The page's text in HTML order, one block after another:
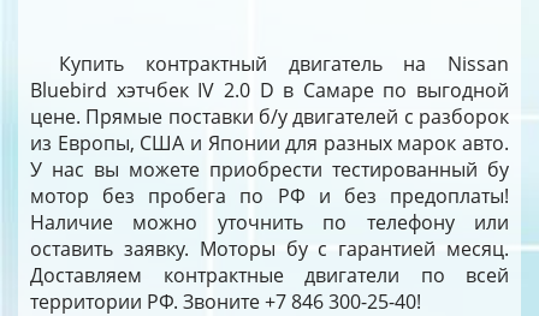
Купить контрактный двигатель на Nissan
Bluebird хэтчбек IV 2.0 D в Самаре по выгодной
цене. Прямые поставки б/у двигателей с разборок
из Европы, США и Японии для разных марок авто.
У нас вы можете приобрести тестированный бу
мотор без пробега по РФ и без предоплаты!
Наличие можно уточнить по телефону или
оставить заявку. Моторы бу с гарантией месяц.
Доставляем контрактные двигатели по всей
территории РФ. Звоните +7 846 300-25-40!